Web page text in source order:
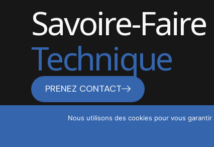
Savoire-Faire
Technique
PRENEZ CONTACT
Nous utilisons des cookies pour vous